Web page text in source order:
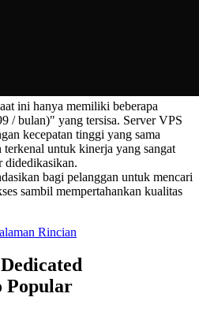
ini hanya memiliki beberapa
/ bulan)" yang tersisa. Server VPS
kecepatan tinggi yang sama
untuk kinerja yang sangat
didedikasikan.
bagi pelanggan untuk mencari
sambil mempertahankan kualitas
Rincian
Popular